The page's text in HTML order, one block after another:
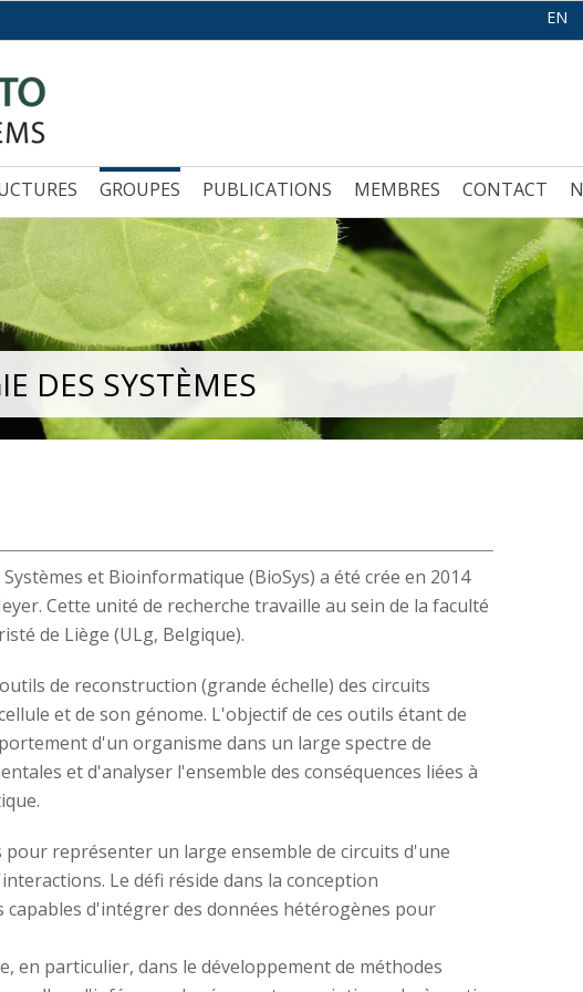
EN
GROUPES PUBLICATIONS MEMBRES CONTACT
DES SYSTÈMES
et Bioinformatique (BioSys) a été crée en 2014
Cette unité de recherche travaille au sein de la faculté
de Liège (ULg, Belgique).
de reconstruction (grande échelle) des circuits
et de son génome. L'objectif de ces outils étant de
d'un organisme dans un large spectre de
et d'analyser l'ensemble des conséquences liées à
représenter un large ensemble de circuits d'une
Le défi réside dans la conception
d'intégrer des données hétérogènes pour
en particulier, dans le développement de méthodes